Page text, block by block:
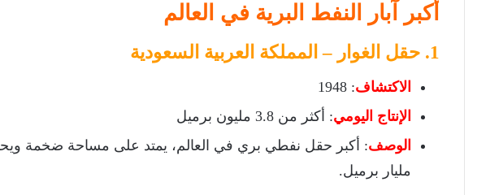
أكبر آبار النفط البرية في العالم
1. حقل الغوار – المملكة العربية السعودية
الاكتشاف: 1948
الإنتاج اليومي: أكثر من 3.8 مليون برميل
الوصف
مليار برميل.